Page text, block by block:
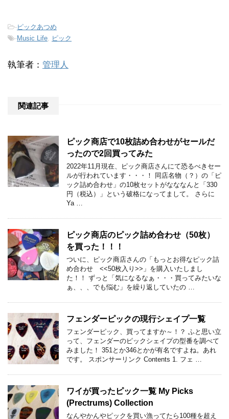
-ピックあつめ
-Music Life ピック
執筆者： 管理人
関連記事
ピック商店で10枚詰め合わせがセールだ
ったので2回買ってみた
2022年11月現在、ピック商店さんにて恐るべきセー
ルが行われています・・・！ 同店名物（？）の「ピ
ック詰め合わせ」の10枚セットがなななんと「330
円（税込）」という破格になってまして。 さらに
Ya …
ピック商店のピック詰め合わせ（50枚）
を買った！！！
ついに、ピック商店さんの「もっとお得なピック詰
め合わせ <<50枚入り>>」を購入いたしまし
た！！ ずっと「気になるなぁ・・・買ってみたいな
ぁ、、、でも悩む」を繰り返していたの …
フェンダーピックの現行シェイプ一覧
フェンダーピック、買ってますか～！？ ふと思い立
って、フェンダーのピックシェイプの型番を調べて
みました！ 351とか346とかが有名ですよね。あれ
です。 スポンサーリンク Contents 1. フェ …
ワイが買ったピック一覧 My Picks
(Prectrums) Collection
なんやかんやピックを買い漁ってたら100種を超え